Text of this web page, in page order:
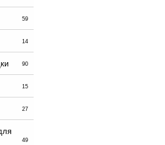
59
14
90
15
27
49